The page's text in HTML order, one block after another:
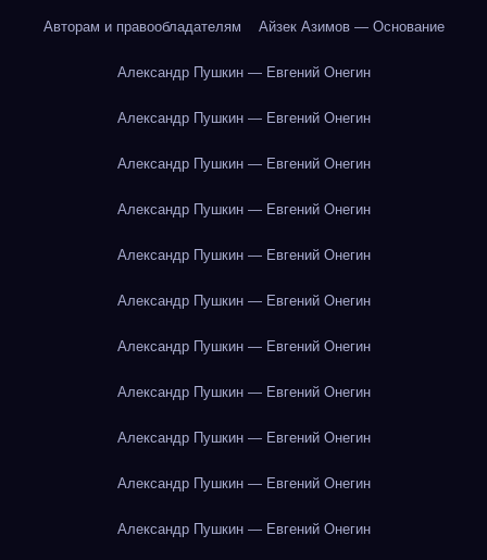
Авторам и правообладателям Айзек Азимов — Основание
Александр Пушкин — Евгений Онегин
Александр Пушкин — Евгений Онегин
Александр Пушкин — Евгений Онегин
Александр Пушкин — Евгений Онегин
Александр Пушкин — Евгений Онегин
Александр Пушкин — Евгений Онегин
Александр Пушкин — Евгений Онегин
Александр Пушкин — Евгений Онегин
Александр Пушкин — Евгений Онегин
Александр Пушкин — Евгений Онегин
Александр Пушкин — Евгений Онегин